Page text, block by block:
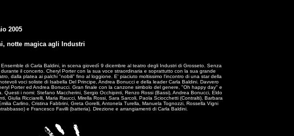
2005
notte magica agli Industri
di Carla Baldini, in scena giovedì 9 dicembre al teatro degli Industri di Grosseto. Senza
il concerto. Cheryl Porter con la sua voce straordinaria e soprattutto con la sua grande
dalla platea ai palchi "nobili" fino al loggione. E' piaciuto moltissimo l'incontro di una star della
voci soliste di Isabella Del Principe, Andrea Bonucci e della leader Carla Baldini. Davvero
Porter ed Andrea Bonucci. Gran finale con la canzone simbolo del genere, "Oh happy day" e
i nomi: Stefano Maccherini, Sergio Occhipinti, Renzo Rossi (Bassi), Andrea Bonucci, Eldo
Giulia Ricciarelli, Maria Raucci, Mirella Rossi, Sara Sarcoli, Paola Sciocchetti (Contralti), Barbara
Carlino, Cristina Fabbrini, Greta Gorelli, Antonela Turella, Manuela Tognozzi, Rossella Vigni
e Francesco Favilli (batteria). Direzione e arrangiamenti di Carla Baldini.